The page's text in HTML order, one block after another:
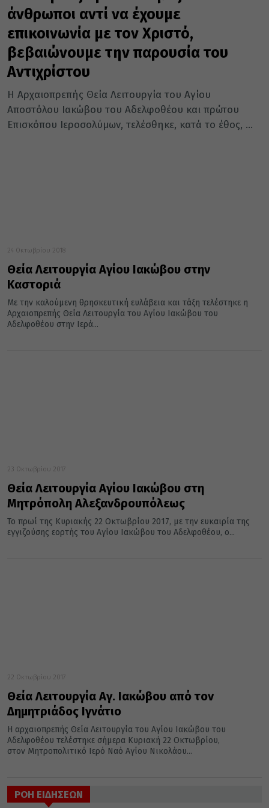
άνθρωποι αντί να έχουμε
επικοινωνία με τον Χριστό,
βεβαιώνουμε την παρουσία του
Αντιχρίστου
Η Αρχαιοπρεπής Θεία Λειτουργία του Αγίου
Αποστόλου Ιακώβου του Αδελφοθέου και πρώτου
Επισκόπου Ιεροσολύμων, τελέσθηκε, κατά το έθος, ...
24 Οκτωβρίου 2018
Θεία Λειτουργία Αγίου Ιακώβου στην
Καστοριά
Με την καλούμενη θρησκευτική ευλάβεια και τάξη τελέστηκε η
Αρχαιοπρεπής Θεία Λειτουργία του Αγίου Ιακώβου του
Αδελφοθέου στην Ιερά...
23 Οκτωβρίου 2017
Θεία Λειτουργία Αγίου Ιακώβου στη
Μητρόπολη Αλεξανδρουπόλεως
Το πρωί της Κυριακής 22 Οκτωβρίου 2017, με την ευκαιρία της
εγγιζούσης εορτής του Αγίου Ιακώβου του Αδελφοθέου, ο...
22 Οκτωβρίου 2017
Θεία Λειτουργία Αγ. Ιακώβου από τον
Δημητριάδος Ιγνάτιο
Η αρχαιοπρεπής Θεία Λειτουργία του Αγίου Ιακώβου του
Αδελφοθέου τελέστηκε σήμερα Κυριακή 22 Οκτωβρίου,
στον Μητροπολιτικό Ιερό Ναό Αγίου Νικολάου...
ΡΟΗ ΕΙΔΗΣΕΩΝ